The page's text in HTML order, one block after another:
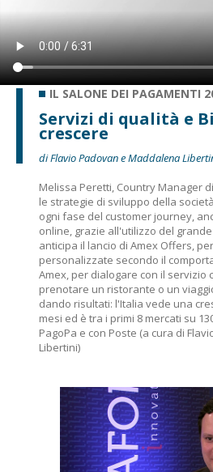
IL SALONE DEI PAGAMENTI
Servizi di qualità e
crescere
di Flavio Padovan e Maddalena
Melissa Peretti, Country Manager
le strategie di sviluppo della
ogni fase del customer journey,
online, grazie all'utilizzo del
anticipa il lancio di Amex Offers,
personalizzate secondo il
Amex, per dialogare con il servizio
prenotare un ristorante o un
dando risultati: l'Italia vede una
mesi ed è tra i primi 8 mercati su
PagoPa e con Poste (a cura di
Libertini)